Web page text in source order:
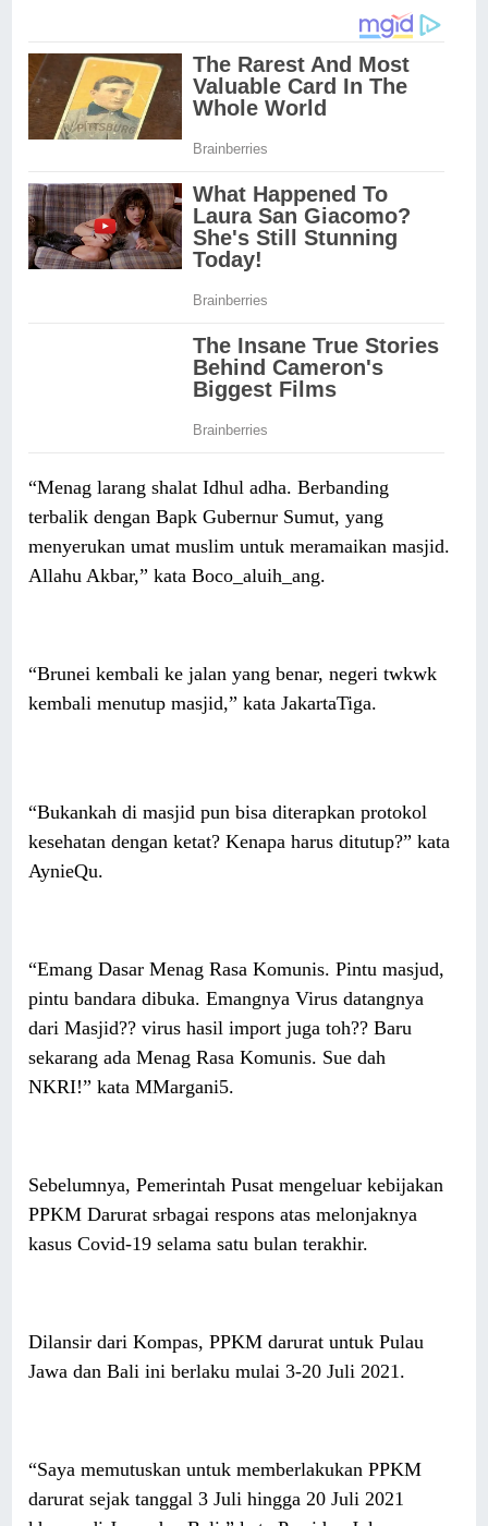
“Menag larang shalat Idhul adha. Berbanding
terbalik dengan Bapk Gubernur Sumut, yang
menyerukan umat muslim untuk meramaikan masjid.
Allahu Akbar,” kata Boco_aluih_ang.
“Brunei kembali ke jalan yang benar, negeri twkwk
kembali menutup masjid,” kata JakartaTiga.
“Bukankah di masjid pun bisa diterapkan protokol
kesehatan dengan ketat? Kenapa harus ditutup?” kata
AynieQu.
“Emang Dasar Menag Rasa Komunis. Pintu masjud,
pintu bandara dibuka. Emangnya Virus datangnya
dari Masjid?? virus hasil import juga toh?? Baru
sekarang ada Menag Rasa Komunis. Sue dah
NKRI!” kata MMargani5.
Sebelumnya, Pemerintah Pusat mengeluar kebijakan
PPKM Darurat srbagai respons atas melonjaknya
kasus Covid-19 selama satu bulan terakhir.
Dilansir dari Kompas, PPKM darurat untuk Pulau
Jawa dan Bali ini berlaku mulai 3-20 Juli 2021.
“Saya memutuskan untuk memberlakukan PPKM
darurat sejak tanggal 3 Juli hingga 20 Juli 2021